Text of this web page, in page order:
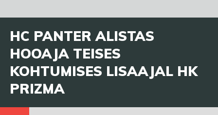
HC PANTER ALISTAS
HOOAJA TEISES
KOHTUMISES LISAAJAL HK
PRIZMA